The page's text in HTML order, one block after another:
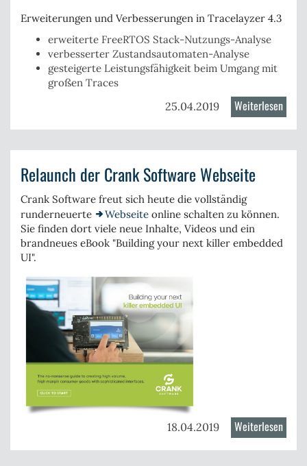
Erweiterungen und Verbesserungen in Tracelayzer 4.3
erweiterte FreeRTOS Stack-Nutzungs-Analyse
verbesserter Zustandsautomaten-Analyse
gesteigerte Leistungsfähigkeit beim Umgang mit
großen Traces
25.04.2019 Weiterlesen
Relaunch der Crank Software Webseite
Crank Software freut sich heute die vollständig
runderneuerte
Webseite online schalten zu können.
Sie finden dort viele neue Inhalte, Videos und ein
brandneues eBook "Building your next killer embedded
UI".
18.04.2019 Weiterlesen